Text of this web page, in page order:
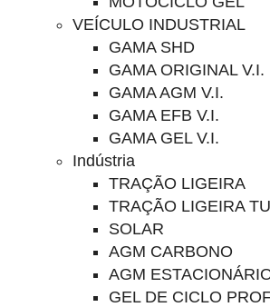
VEÍCULO INDUSTRIAL
GAMA SHD
GAMA ORIGINAL V.I.
GAMA AGM V.I.
GAMA EFB V.I.
GAMA GEL V.I.
Indústria
TRAÇÃO LIGEIRA
TRAÇÃO LIGEIRA
SOLAR
AGM CARBONO
AGM
GEL DE CICLO